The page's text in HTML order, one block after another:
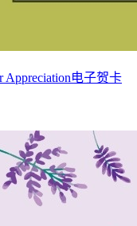
Appreciation电子贺卡